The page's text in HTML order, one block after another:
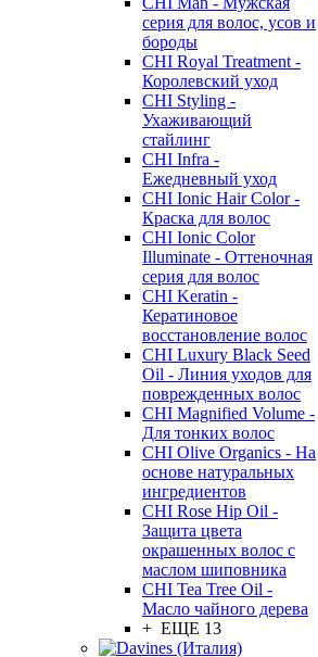
серия для волос, усов и
бороды
CHI Royal Treatment -
Королевский уход
CHI Styling -
Ухаживающий
стайлинг
CHI Infra -
Ежедневный уход
CHI Ionic Hair Color -
Краска для волос
CHI Ionic Color
Illuminate - Оттеночная
серия для волос
CHI Keratin -
Кератиновое
восстановление волос
CHI Luxury Black Seed
Oil - Линия уходов для
поврежденных волос
CHI Magnified Volume -
Для тонких волос
CHI Olive Organics - На
основе натуральных
ингредиентов
CHI Rose Hip Oil -
Защита цвета
окрашенных волос с
маслом шиповника
CHI Tea Tree Oil -
Масло чайного дерева
+ ЕЩЕ 13